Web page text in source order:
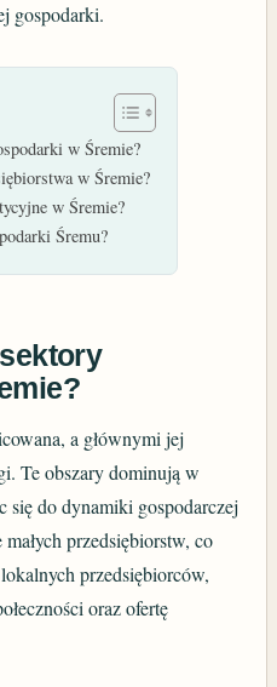
gospodarki.
w Śremie?
w Śremie?
w Śremie?
Śremu?
a głównymi jej
Te obszary dominują w
do dynamiki gospodarczej
przedsiębiorstw, co
przedsiębiorców,
oraz ofertę